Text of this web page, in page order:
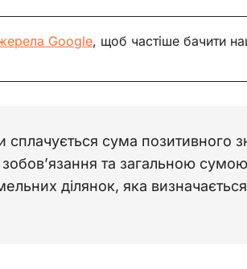
Google, щоб частіше бачити
сума позитивного
та загальною
ділянок, яка